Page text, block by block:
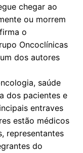
chegar ao
ou morrem
o
Oncoclínicas
dos autores
saúde
dos pacientes e
entraves
estão médicos
representantes
do